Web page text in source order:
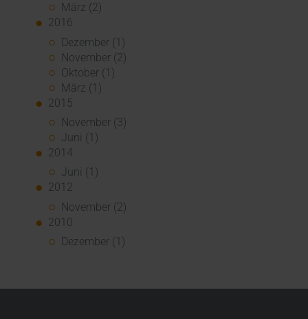
März (2)
2016
Dezember (1)
November (2)
Oktober (1)
März (1)
2015
November (3)
Juni (1)
2014
Juni (1)
2012
November (2)
2010
Dezember (1)